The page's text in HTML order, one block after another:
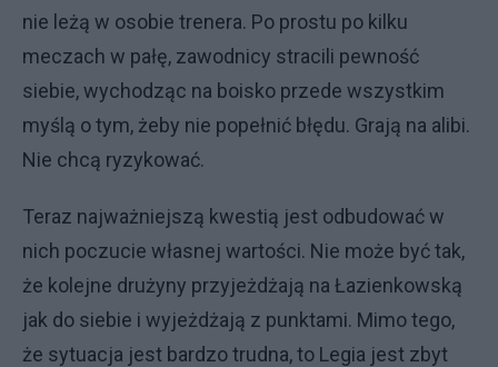
nie leżą w osobie trenera. Po prostu po kilku
meczach w pałę, zawodnicy stracili pewność
siebie, wychodząc na boisko przede wszystkim
myślą o tym, żeby nie popełnić błędu. Grają na alibi.
Nie chcą ryzykować.
Teraz najważniejszą kwestią jest odbudować w
nich poczucie własnej wartości. Nie może być tak,
że kolejne drużyny przyjeżdżają na Łazienkowską
jak do siebie i wyjeżdżają z punktami. Mimo tego,
że sytuacja jest bardzo trudna, to Legia jest zbyt